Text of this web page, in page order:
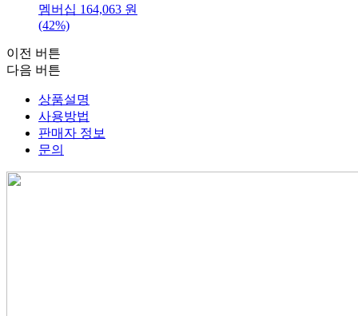
멤버십 164,063 원
(42%)
이전 버튼
다음 버튼
상품설명
사용방법
판매자 정보
문의